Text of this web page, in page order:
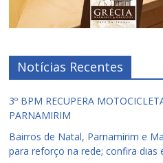
Notícias Recentes
3º BPM RECUPERA
PARNAMIRIM
Bairros de Natal, Parnamirim e
para reforço na rede; confira dias